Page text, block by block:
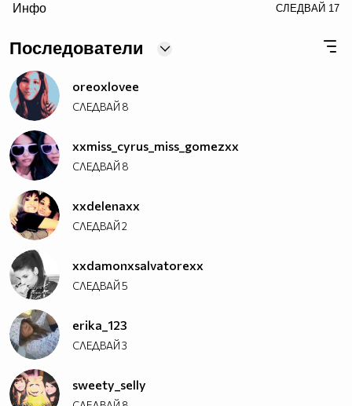
for Butch Hogan 2013
Инфо СЛЕДВАЙ 17
Последователи
oreoxlovee
СЛЕДВАЙ 8
xxmiss_cyrus_miss_gomezxx
СЛЕДВАЙ 8
xxdelenaxx
СЛЕДВАЙ2
xxdamonxsalvatorexx
СЛЕДВАЙ5
erika_123
СЛЕДВАЙ3
sweety_selly